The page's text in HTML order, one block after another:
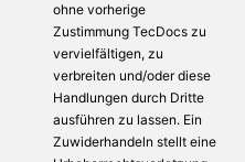
ohne vorherige
Zustimmung TecDocs zu
vervielfältigen, zu
verbreiten und/oder diese
Handlungen durch Dritte
ausführen zu lassen. Ein
Zuwiderhandeln stellt eine